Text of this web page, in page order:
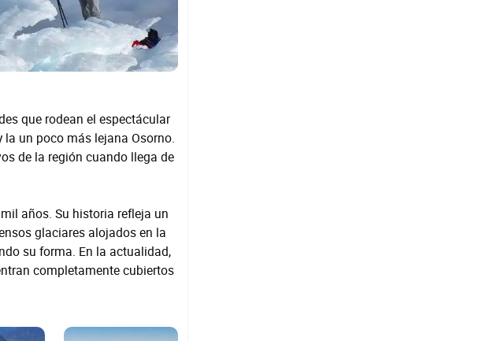
que rodean el espectácular
la un poco más lejana Osorno.
de la región cuando llega de
años. Su historia refleja un
glaciares alojados en la
su forma. En la actualidad,
completamente cubiertos